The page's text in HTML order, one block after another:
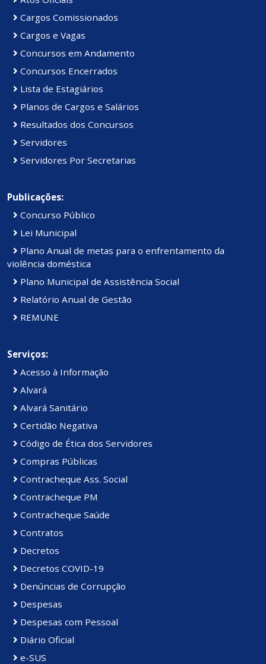
Cargos Comissionados
Cargos e Vagas
Concursos em Andamento
Concursos Encerrados
Lista de Estagiários
Planos de Cargos e Salários
Resultados dos Concursos
Servidores
Servidores Por Secretarias
Publicações:
Concurso Público
Lei Municipal
Plano Anual de metas para o enfrentamento da
violência doméstica
Plano Municipal de Assistência Social
Relatório Anual de Gestão
REMUNE
Serviços:
Acesso à Informação
Alvará
Alvará Sanitário
Certidão Negativa
Código de Ética dos Servidores
Compras Públicas
Contracheque Ass. Social
Contracheque PM
Contracheque Saúde
Contratos
Decretos
Decretos COVID-19
Denúncias de Corrupção
Despesas
Despesas com Pessoal
Diário Oficial
e-SUS